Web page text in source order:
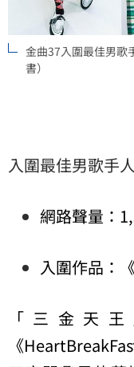
金曲37入圍最佳男歌
書）
入圍最佳男歌手
網路聲量：
入圍作品：
「三金天
《